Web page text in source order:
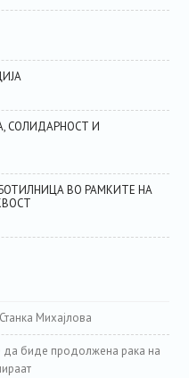
СОЛИДАРНОСТ И
ВО РАМКИТЕ НА
Михајлова
да биде продолжена рака на